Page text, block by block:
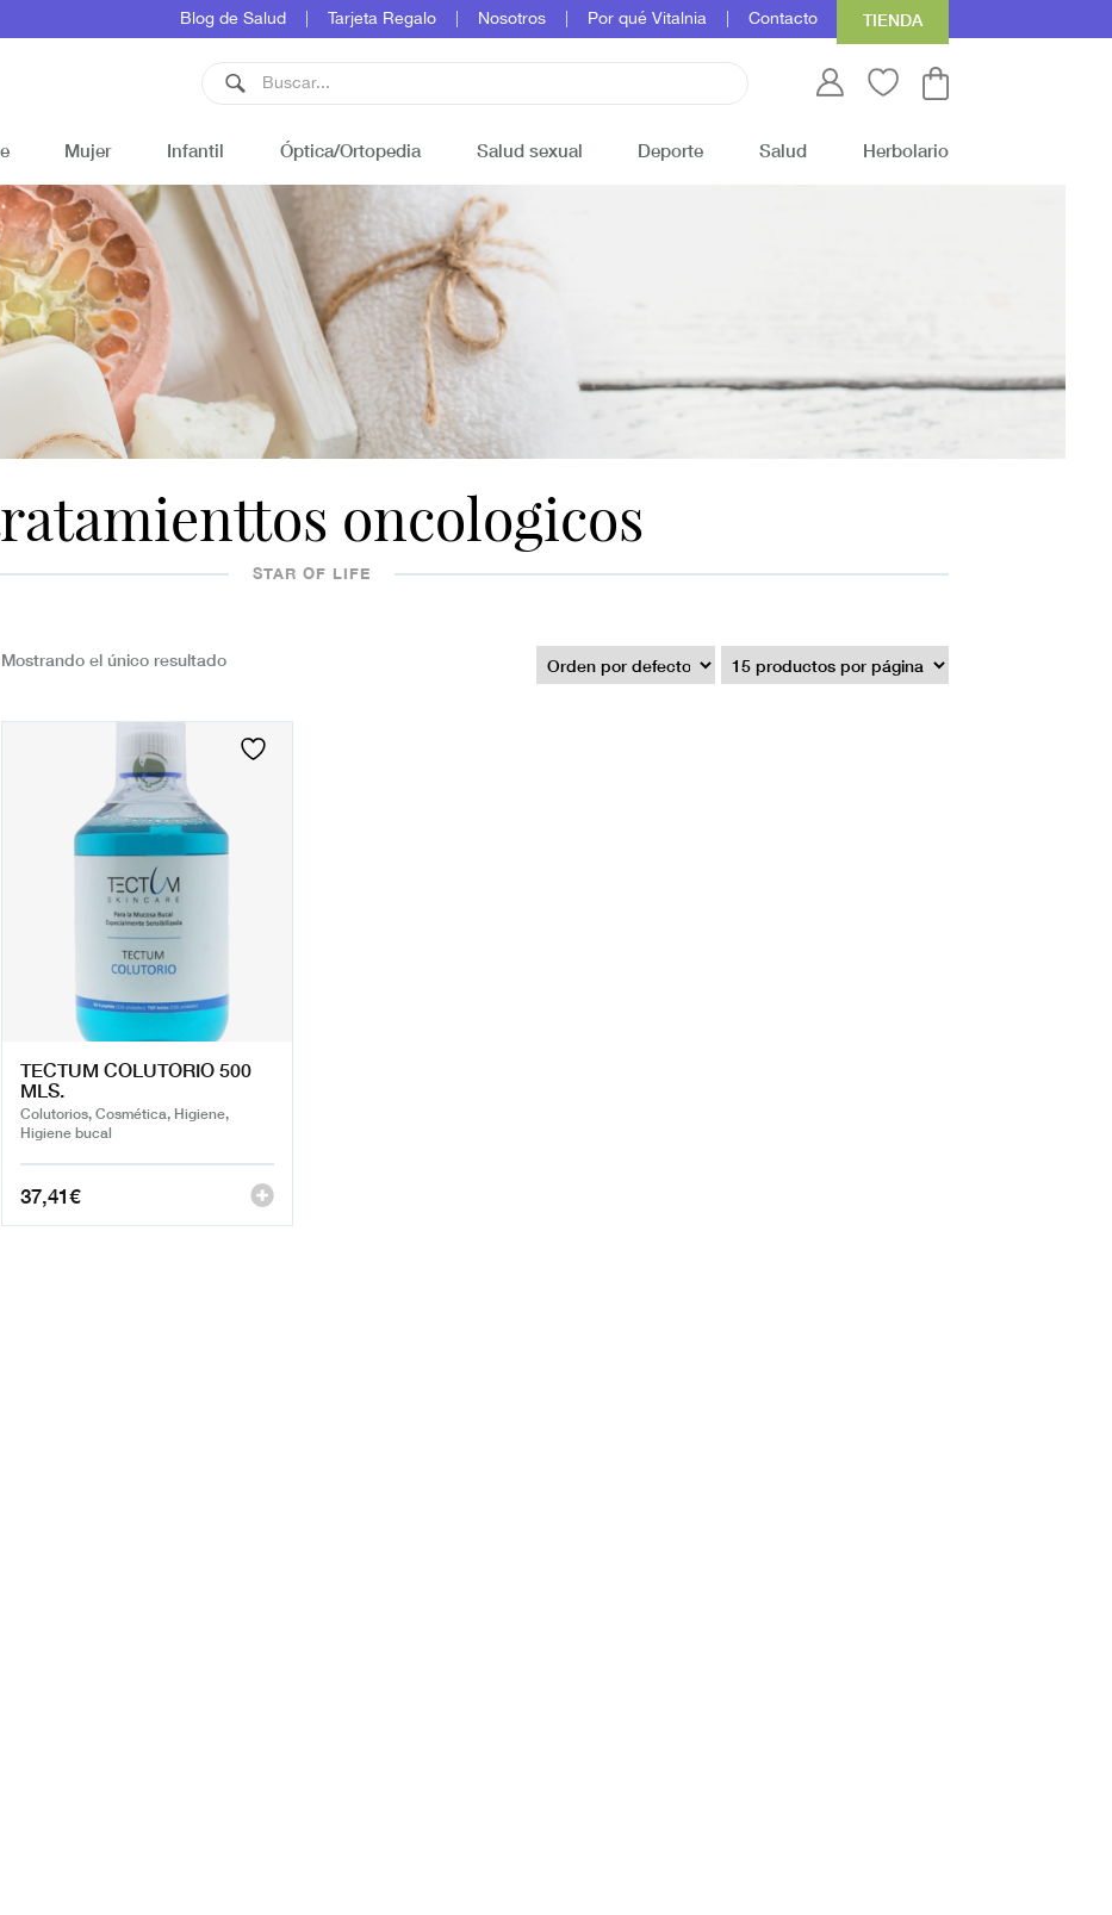
Blog de Salud Tarjeta Regalo Nosotros Por qué Vitalnia Contacto TIENDA
Mujer Infantil Óptica/Ortopedia Salud sexual Deporte Salud Herbolario
oncologicos
STAR OF LIFE
Mostrando el único resultado
TECTUM COLUTORIO 500
MLS.
Colutorios, Cosmética, Higiene,
Higiene bucal
37,41€